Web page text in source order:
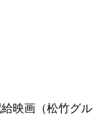
映画（松竹グル